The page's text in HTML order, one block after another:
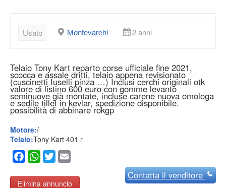
Usato Montevarchi 2 anni
Telaio Tony Kart reparto corse ufficiale fine 2021,
scocca e assale dritti, telaio appena revisionato
(cuscinetti fuselli pinza …) Inclusi cerchi originali otk
valore di listino 600 euro con gomme levanto
seminuove già montate, incluse carene nuova omologa
e sedile tillet in kevlar, spedizione disponibile.
possibilità di abbinare rokgp
Motore:/
Telaio:Tony Kart 401 r
Facebook
WhatsApp
Twitter
Elimina annuncio
Contattail venditore